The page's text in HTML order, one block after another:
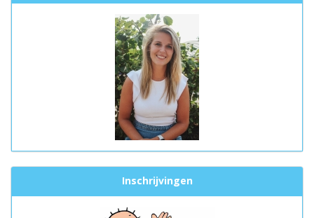
Inschrijvingen